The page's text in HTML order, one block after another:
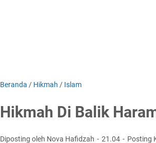
Beranda / Hikmah / Islam
Hikmah Di Balik
Diposting oleh Nova Hafidzah 21.04 Posting